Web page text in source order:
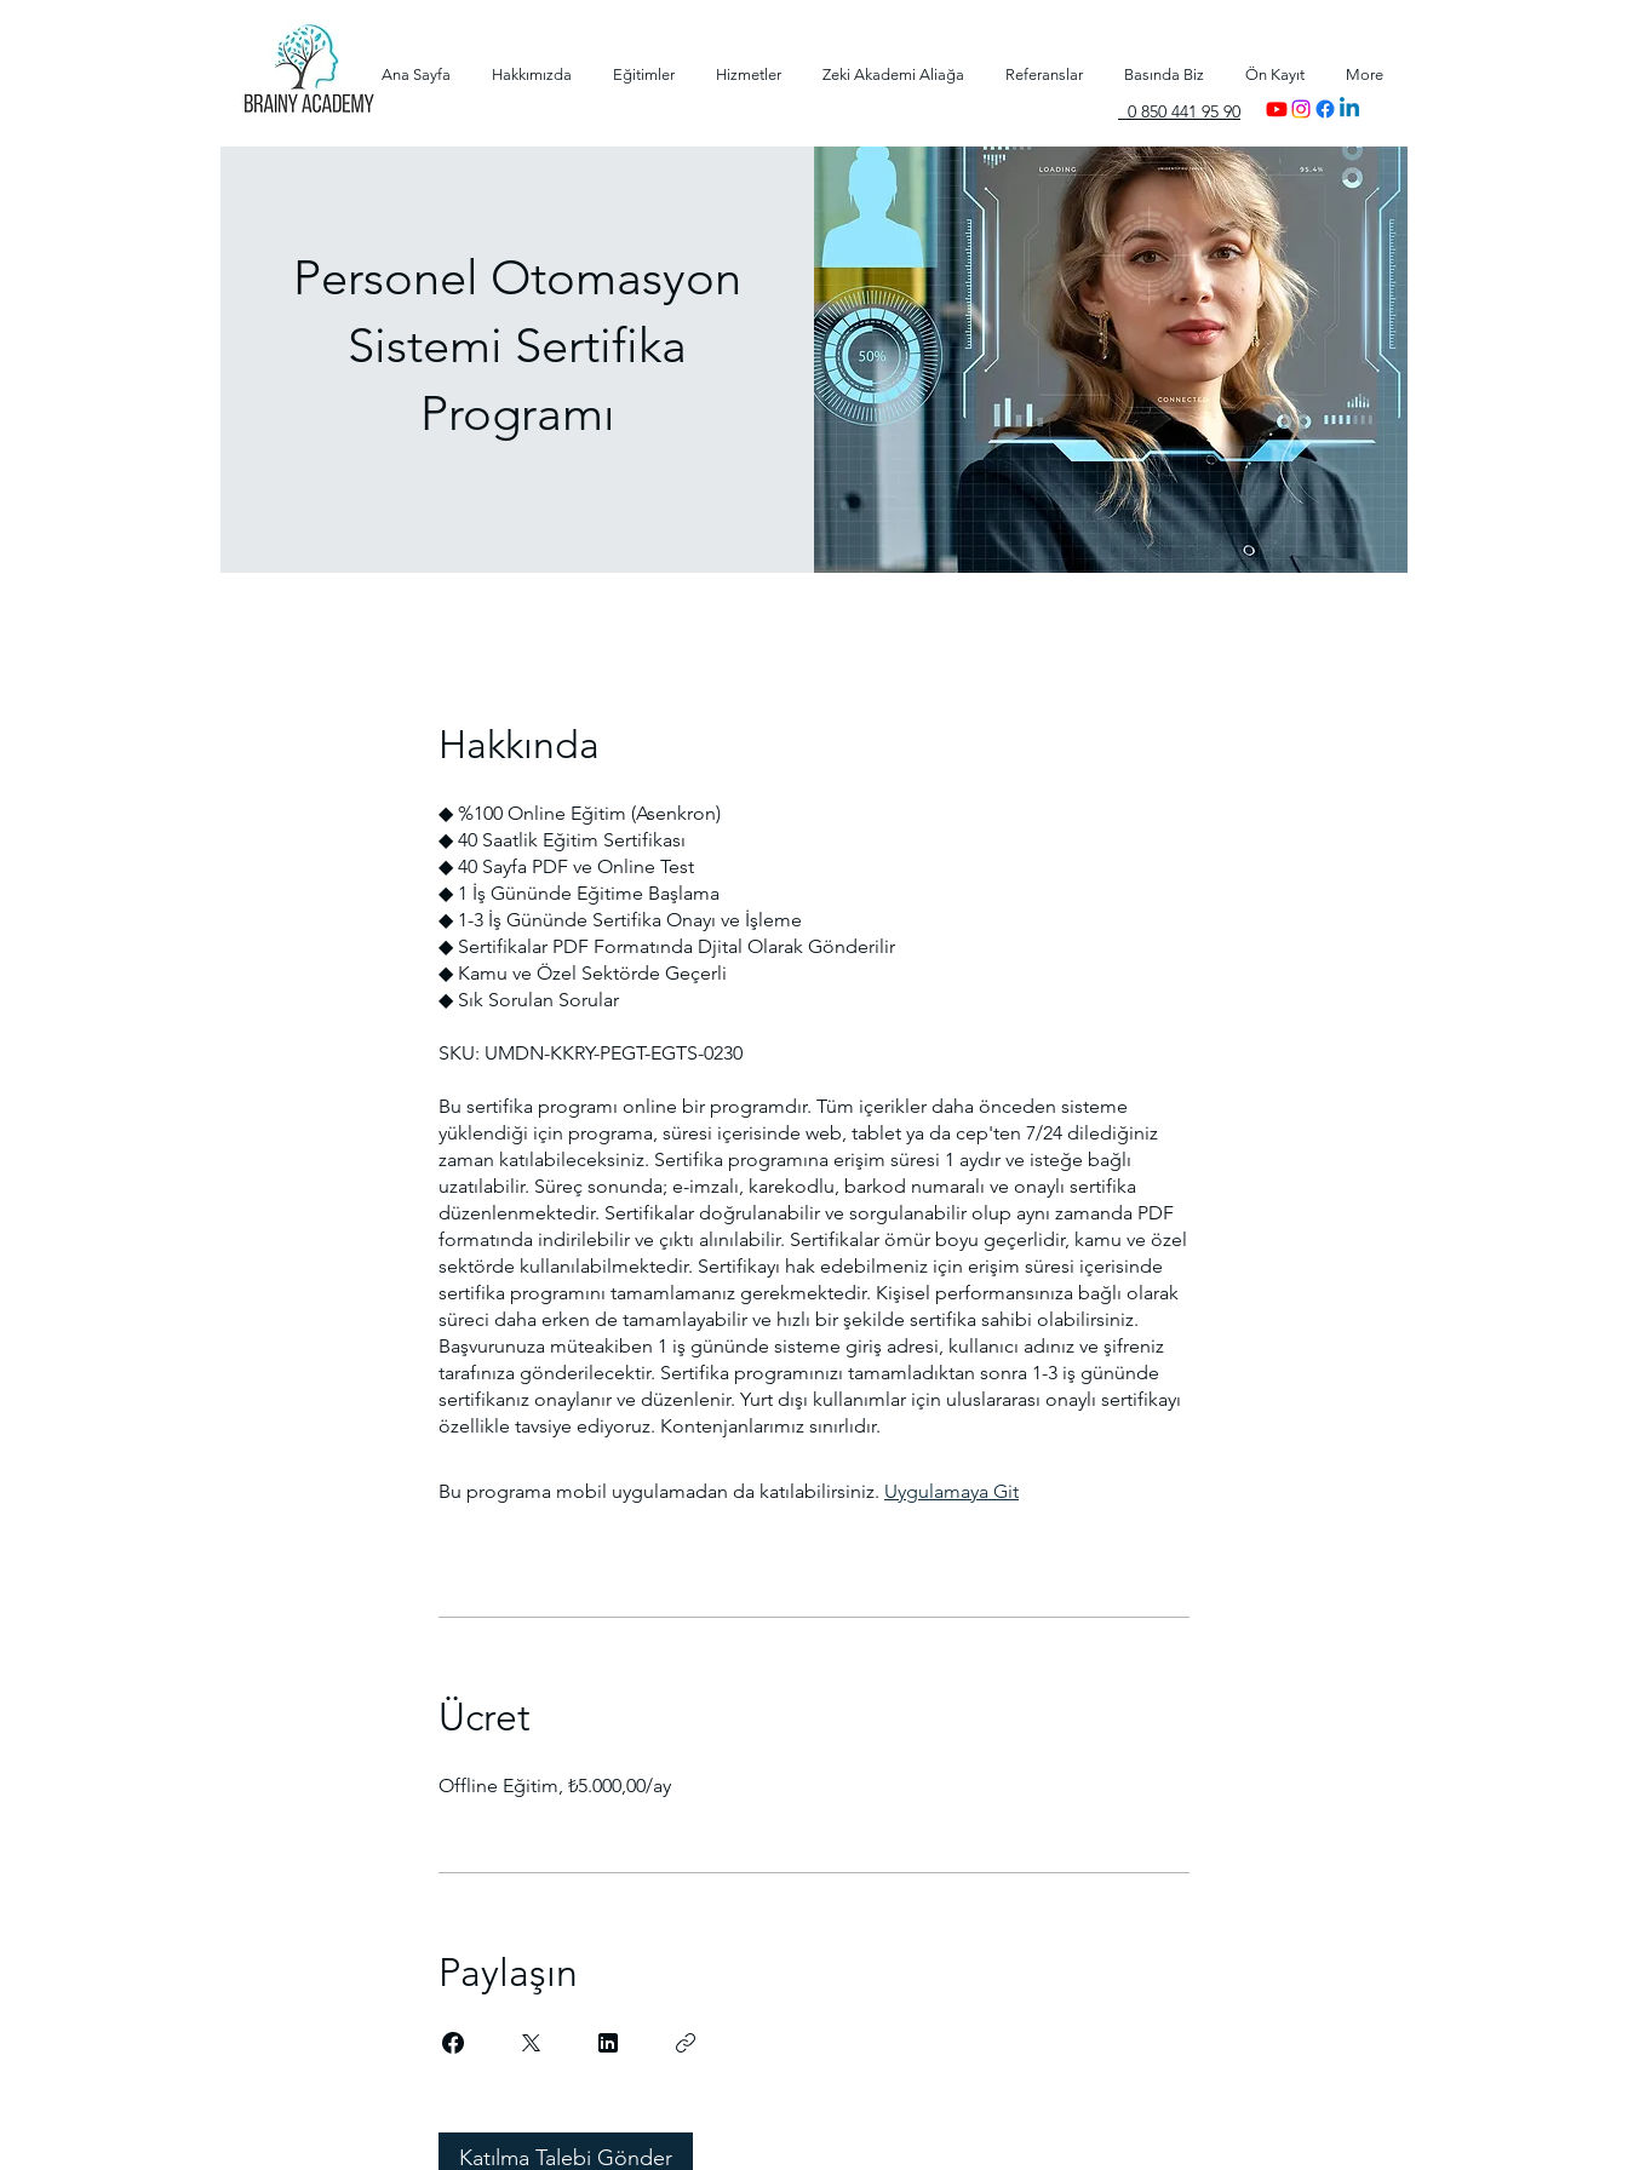
Ana Sayfa Hakkımızda Eğitimler Hizmetler Zeki Akademi Aliağa Referanslar Basında Biz Ön Kayıt More
0 850 441 95 90
Personel Otomasyon
Sistemi Sertifika
Programı
Hakkında
◆ %100 Online Eğitim (Asenkron)
◆ 40 Saatlik Eğitim Sertifikası
◆ 40 Sayfa PDF ve Online Test
◆ 1 İş Gününde Eğitime Başlama
◆ 1-3 İş Gününde Sertifika Onayı ve İşleme
◆ Sertifikalar PDF Formatında Djital Olarak Gönderilir
◆ Kamu ve Özel Sektörde Geçerli
◆ Sık Sorulan Sorular
SKU: UMDN-KKRY-PEGT-EGTS-0230
Bu sertifika programı online bir programdır. Tüm içerikler daha önceden sisteme
yüklendiği için programa, süresi içerisinde web, tablet ya da cep'ten 7/24 dilediğiniz
zaman katılabileceksiniz. Sertifika programına erişim süresi 1 aydır ve isteğe bağlı
uzatılabilir. Süreç sonunda; e-imzalı, karekodlu, barkod numaralı ve onaylı sertifika
düzenlenmektedir. Sertifikalar doğrulanabilir ve sorgulanabilir olup aynı zamanda PDF
formatında indirilebilir ve çıktı alınılabilir. Sertifikalar ömür boyu geçerlidir, kamu ve özel
sektörde kullanılabilmektedir. Sertifikayı hak edebilmeniz için erişim süresi içerisinde
sertifika programını tamamlamanız gerekmektedir. Kişisel performansınıza bağlı olarak
süreci daha erken de tamamlayabilir ve hızlı bir şekilde sertifika sahibi olabilirsiniz.
Başvurunuza müteakiben 1 iş gününde sisteme giriş adresi, kullanıcı adınız ve şifreniz
tarafınıza gönderilecektir. Sertifika programınızı tamamladıktan sonra 1-3 iş gününde
sertifikanız onaylanır ve düzenlenir. Yurt dışı kullanımlar için uluslararası onaylı sertifikayı
özellikle tavsiye ediyoruz. Kontenjanlarımız sınırlıdır.
Bu programa mobil uygulamadan da katılabilirsiniz. Uygulamaya Git
Ücret
Offline Eğitim, ₺5.000,00/ay
Paylaşın
Katılma Talebi Gönder